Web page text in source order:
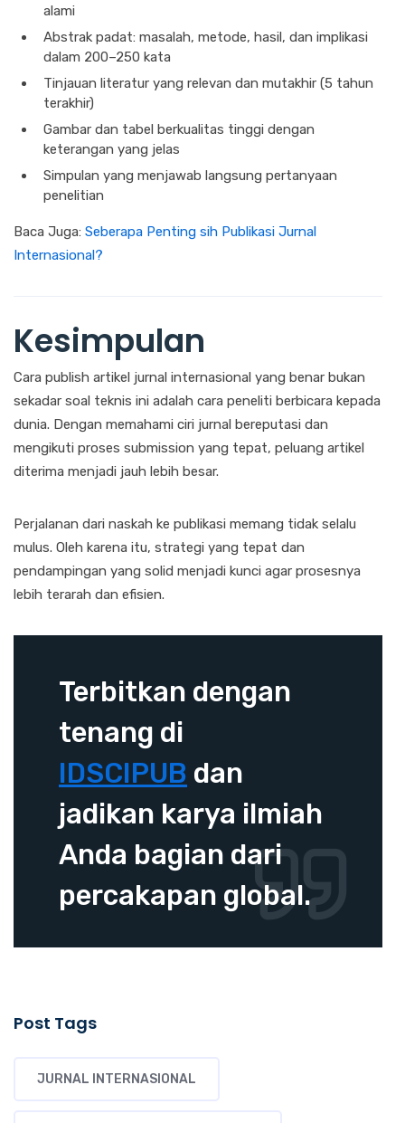
alami
Abstrak padat: masalah, metode, hasil, dan implikasi
dalam 200–250 kata
Tinjauan literatur yang relevan dan mutakhir (5 tahun
terakhir)
Gambar dan tabel berkualitas tinggi dengan
keterangan yang jelas
Simpulan yang menjawab langsung pertanyaan
penelitian
Baca Juga: Seberapa Penting sih Publikasi Jurnal
Internasional?
Kesimpulan
Cara publish artikel jurnal internasional yang benar bukan
sekadar soal teknis ini adalah cara peneliti berbicara kepada
dunia. Dengan memahami ciri jurnal bereputasi dan
mengikuti proses submission yang tepat, peluang artikel
diterima menjadi jauh lebih besar.
Perjalanan dari naskah ke publikasi memang tidak selalu
mulus. Oleh karena itu, strategi yang tepat dan
pendampingan yang solid menjadi kunci agar prosesnya
lebih terarah dan efisien.
Terbitkan dengan
tenang di
IDSCIPUB dan
jadikan karya ilmiah
Anda bagian dari
percakapan global.
Post Tags
JURNAL INTERNASIONAL